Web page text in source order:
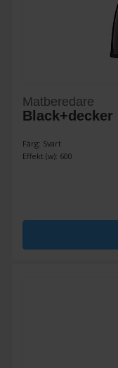
Matberedare
Black+decker
Färg: Svart
Effekt (w): 600